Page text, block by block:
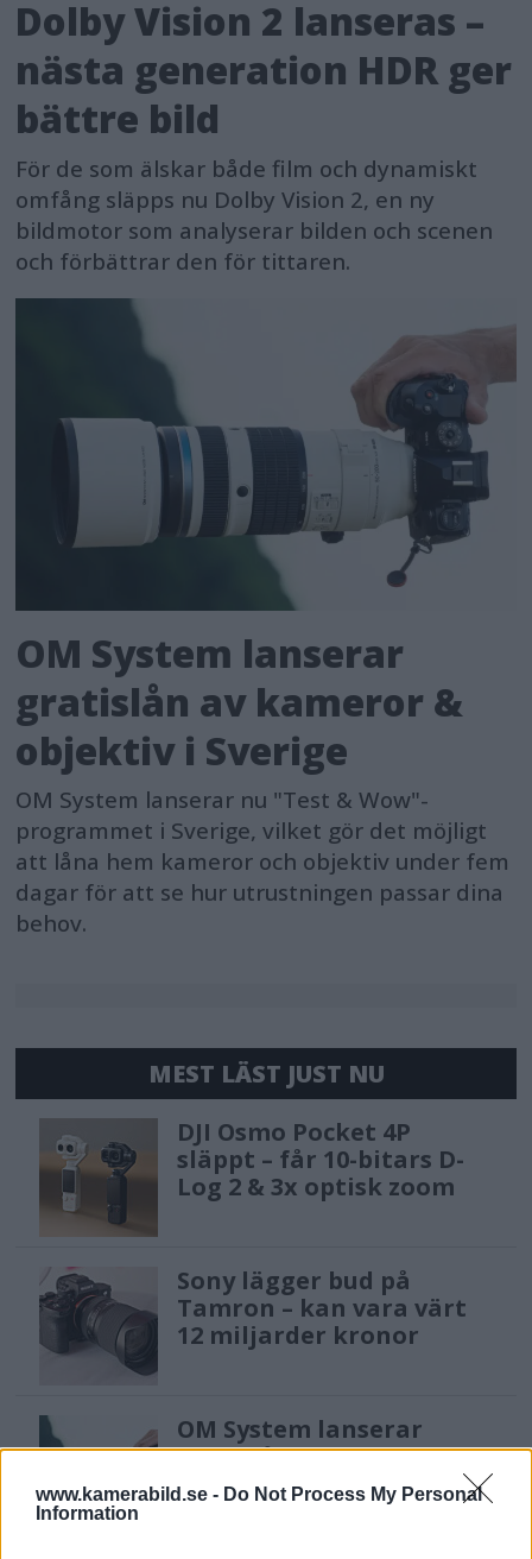
www.kamerabild.se - Do Not Process My Personal
Information
Dolby Vision 2 lanseras –
nästa generation HDR ger
bättre bild
För de som älskar både film och dynamiskt
omfång släpps nu Dolby Vision 2, en ny
bildmotor som analyserar bilden och scenen
och förbättrar den för tittaren.
OM System lanserar
gratislån av kameror &
objektiv i Sverige
OM System lanserar nu "Test & Wow"-
programmet i Sverige, vilket gör det möjligt
att låna hem kameror och objektiv under fem
dagar för att se hur utrustningen passar dina
behov.
MEST LÄST JUST NU
DJI Osmo Pocket 4P
släppt – får 10-bitars D-
Log 2 & 3x optisk zoom
Sony lägger bud på
Tamron – kan vara värt
12 miljarder kronor
OM System lanserar
gratislån av kameror &
objektiv i Sverige